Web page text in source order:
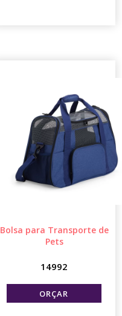
Bolsa para Transporte de
Pets
14992